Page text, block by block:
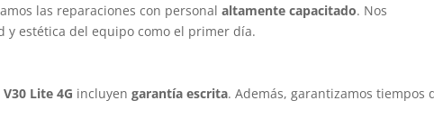
las reparaciones con personalaltamente capacitado. Nos
estética del equipo como el primer día.
Lite 4G incluyengarantía escrita. Además, garantizamos tiempos